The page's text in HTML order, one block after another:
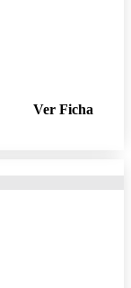
Ver Ficha